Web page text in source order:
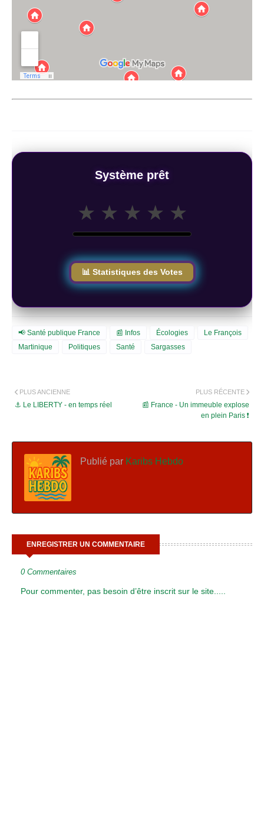
Système prêt
★ ★ ★ ★ ★
📊 Statistiques des Votes
📢 Santé publique France 📰 Infos Écologies
Le François
Martinique
Politiques Santé Sargasses
PLUS RÉCENTE
📰 France - Un immeuble explose
en plein Paris ❗
PLUS ANCIENNE
⚓️ Le LIBERTY - en temps réel
Publié par Karibs Hebdo
ENREGISTRER UN COMMENTAIRE
0 Commentaires
Pour commenter, pas besoin d’être inscrit sur le site.....